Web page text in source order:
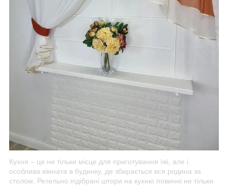
Кухня – це не тільки місце для приготування їжі, але і
особлива кімната в будинку, де збирається вся родина за
столом. Ретельно підібрані штори на кухню повинні не тільки